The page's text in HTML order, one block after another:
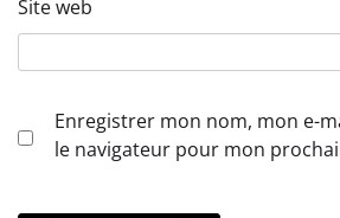
Site web
Enregistrer mon nom, mon e-
le navigateur pour mon